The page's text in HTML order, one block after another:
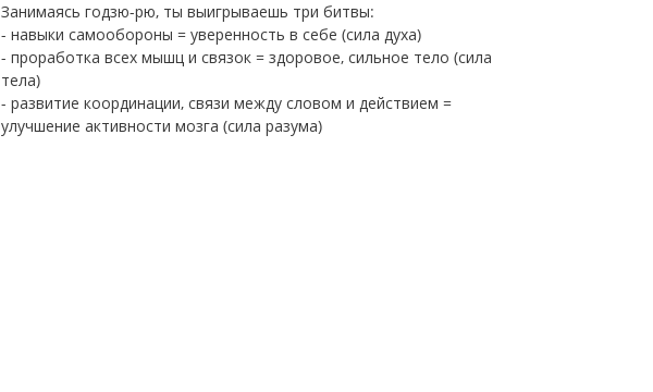
Занимаясь годзю-рю, ты выигрываешь три битвы:
- навыки самообороны = уверенность в себе (сила духа)
- проработка всех мышц и связок = здоровое, сильное тело (сила
тела)
- развитие координации, связи между словом и действием =
улучшение активности мозга (сила разума)